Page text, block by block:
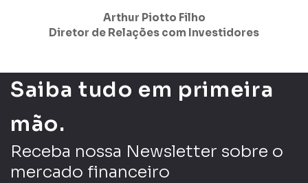
Arthur Piotto Filho
Diretor de Relações com Investidores
Saiba tudo em primeira
mão.
Receba nossa Newsletter sobre o
mercado financeiro